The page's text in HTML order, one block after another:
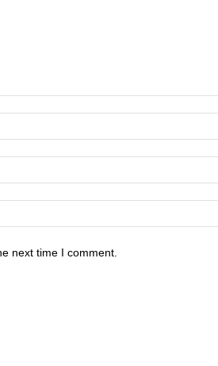
next time I comment.